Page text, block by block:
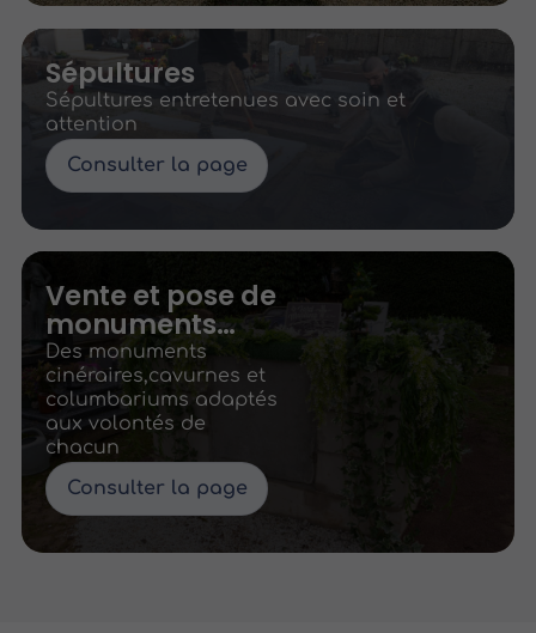
Sépultures
Sépultures entretenues avec soin et
attention
Consulter la page
Vente et pose de
monuments
cinéraires
Des monuments
cinéraires,cavurnes et
columbariums adaptés
aux volontés de
chacun
Consulter la page